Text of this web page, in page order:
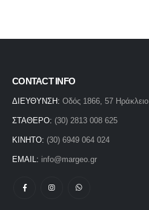
CONTACT INFO
ΔΙΕΥΘΥΝΣΗ: Οδός 1866, 57 Ηράκλειο
ΣΤΑΘΕΡΟ: (30) 2813 008 625
ΚΙΝΗΤΟ: (30) 6949 064 024
EMAIL: info@margeo.gr